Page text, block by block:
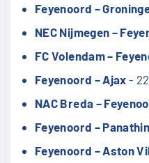
Feyenoord –
NEC Nijmegen –
FC Volendam –
Feyenoord – Ajax -
NAC Breda –
Feyenoord –
Feyenoord – Aston